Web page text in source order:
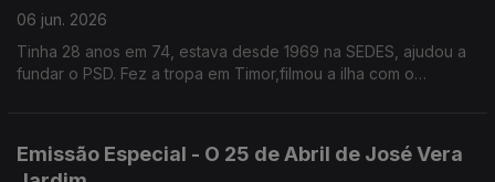
06 jun. 2026
Tinha 28 anos em 74, estava desde 1969 na SEDES, ajudou a
fundar o PSD. Fez a tropa em Timor,filmou a ilha com o
Emissão Especial - O 25 de Abril de José Vera